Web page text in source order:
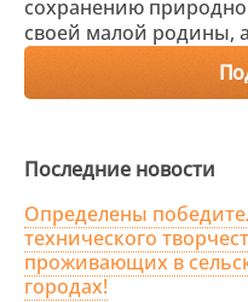
сохранению
своей малой родины,
Последние новости
Определены
технического
проживающих в
городах!